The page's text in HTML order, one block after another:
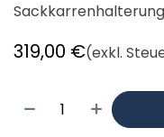
319,00 €(exkl.